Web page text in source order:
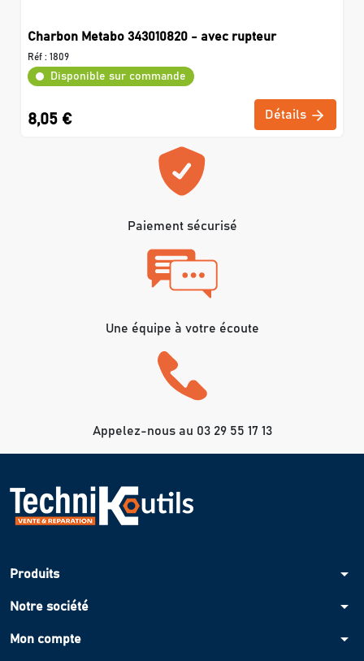
Charbon Metabo 343010820 - avec rupteur
Réf : 1809
Disponible sur commande
8,05 € Détails
Paiement sécurisé
Une équipe à votre écoute
Appelez-nous au 03 29 55 17 13
Produits arrow_drop_down
Notre société arrow_drop_down
Mon compte arrow_drop_down